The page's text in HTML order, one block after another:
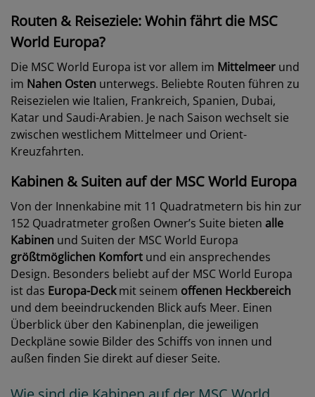
Routen & Reiseziele: Wohin fährt die MSC
World Europa?
Die MSC World Europa ist vor allem im Mittelmeer und
im Nahen Osten unterwegs. Beliebte Routen führen zu
Reisezielen wie Italien, Frankreich, Spanien, Dubai,
Katar und Saudi-Arabien. Je nach Saison wechselt sie
zwischen westlichem Mittelmeer und Orient-
Kreuzfahrten.
Kabinen & Suiten auf der MSC World Europa
Von der Innenkabine mit 11 Quadratmetern bis hin zur
152 Quadratmeter großen Owner’s Suite bieten alle
Kabinen und Suiten der MSC World Europa
größtmöglichen Komfort und ein ansprechendes
Design. Besonders beliebt auf der MSC World Europa
ist das Europa-Deckmit seinem offenen Heckbereich
und dem beeindruckenden Blick aufs Meer. Einen
Überblick über den Kabinenplan, die jeweiligen
Deckpläne sowie Bilder des Schiffs von innen und
außen finden Sie direkt auf dieser Seite.